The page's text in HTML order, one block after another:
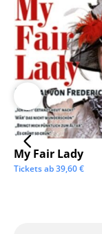
My Fair Lady
Tickets ab39,60€